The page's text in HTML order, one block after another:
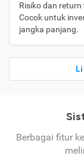
Risiko dan return
Cocok untuk
jangka panjang.
Berbagai fitur